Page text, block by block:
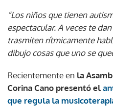
“Los niños que tienen
espectacular. A veces te
trasmiten rítmicamente
dibujo cosas que uno se
Recientemente en la
Corina Cano presentó el
que regula la